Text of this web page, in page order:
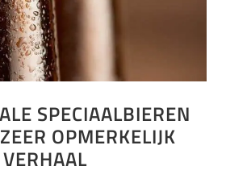
SPECIAALBIEREN
OPMERKELIJK
VERHAAL